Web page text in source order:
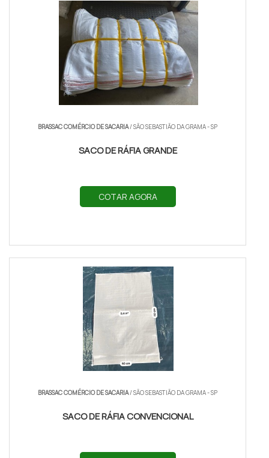
BRASSAC COMÉRCIO DE SACARIA/ SÃO SEBASTIÃO DA GRAMA - SP
SACO DE RÁFIA GRANDE
COTAR AGORA
BRASSAC COMÉRCIO DE SACARIA/ SÃO SEBASTIÃO DA GRAMA - SP
SACO DE RÁFIA CONVENCIONAL